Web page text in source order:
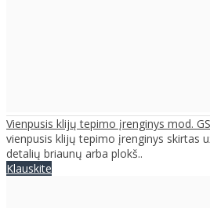
Vienpusis klijų tepimo įrenginys mod.
vienpusis klijų tepimo įrenginys skirtas
detalių briaunų arba plokš..
Klauskite